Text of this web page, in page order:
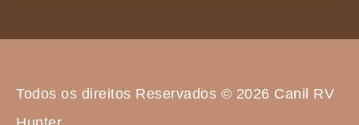
Todos os direitos Reservados © 2026 Canil RV